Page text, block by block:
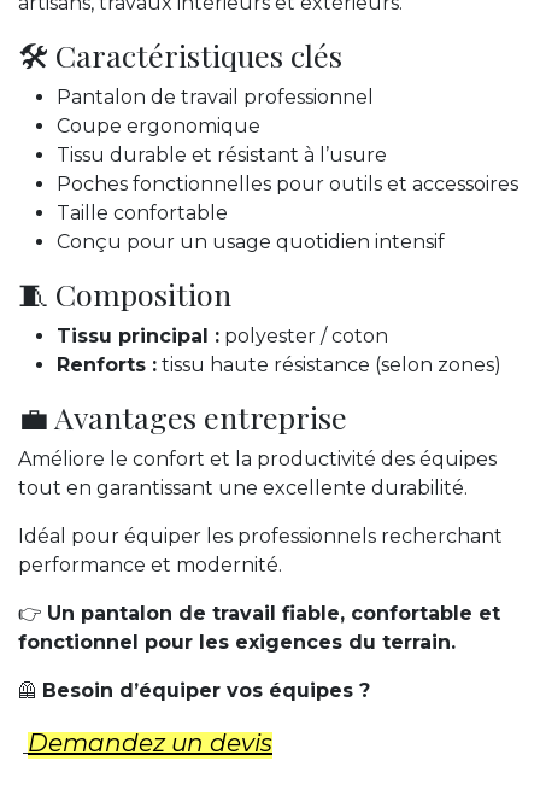
🛠️ Caractéristiques clés
Pantalon de travail professionnel
Coupe ergonomique
Tissu durable et résistant à l’usure
Poches fonctionnelles pour outils et accessoires
Taille confortable
Conçu pour un usage quotidien intensif
🧵 Composition
Tissu principal : polyester / coton
Renforts : tissu haute résistance (selon zones)
💼 Avantages entreprise
Améliore le confort et la productivité des équipes
tout en garantissant une excellente durabilité.
Idéal pour équiper les professionnels recherchant
performance et modernité.
👉 Un pantalon de travail fiable, confortable et
fonctionnel pour les exigences du terrain.
🦺 Besoin d’équiper vos équipes ?
Demandez un d​evis